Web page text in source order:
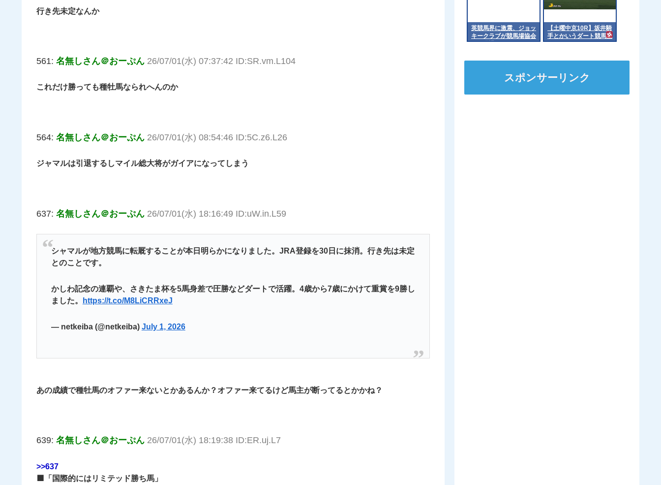
行き先未定なんか
561: 名無しさん＠おーぷん 26/07/01(水) 07:37:42 ID:SR.vm.L104
これだけ勝っても種牡馬なられへんのか
564: 名無しさん＠おーぷん 26/07/01(水) 08:54:46 ID:5C.z6.L26
ジャマルは引退するしマイル総大将がガイアになってしまう
637: 名無しさん＠おーぷん 26/07/01(水) 18:16:49 ID:uW.in.L59
シャマルが地方競馬に転厩することが本日明らかになりました。JRA登録を30日に抹消。行き先は未定
とのことです。
かしわ記念の連覇や、さきたま杯を5馬身差で圧勝などダートで活躍。4歳から7歳にかけて重賞を9勝し
ました。
https://t.co/M8LiCRRxeJ
— netkeiba (@netkeiba) July 1, 2026
あの成績で種牡馬のオファー来ないとかあるんか？オファー来てるけど馬主が断ってるとかかね？
639: 名無しさん＠おーぷん 26/07/01(水) 18:19:38 ID:ER.uj.L7
>>637
🟩「国際的にはリミテッド勝ち馬」
英競馬界に激震、ジョッ
キークラブが競馬場協会
から脱退
【土曜中京10R】坂井騎
手とかいうダート競馬星
人
スポンサーリンク